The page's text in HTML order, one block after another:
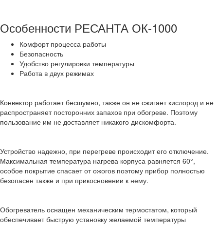
Особенности РЕСАНТА ОК-1000
Комфорт процесса работы
Безопасность
Удобство регулировки температуры
Работа в двух режимах
Конвектор работает бесшумно, также он не сжигает кислород и не
распространяет посторонних запахов при обогреве. Поэтому
пользование им не доставляет никакого дискомфорта.
Устройство надежно, при перегреве происходит его отключение.
Максимальная температура нагрева корпуса равняется 60°,
особое покрытие спасает от ожогов поэтому прибор полностью
безопасен также и при прикосновении к нему.
Обогреватель оснащен механическим термостатом, который
обеспечивает быструю установку желаемой температуры